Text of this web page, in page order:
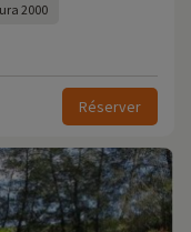
2000
Réserver